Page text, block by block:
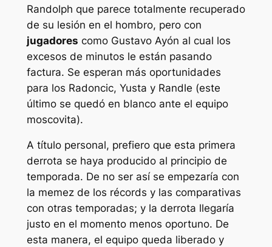
Randolph que parece totalmente recuperado
de su lesión en el hombro, pero con
jugadores como Gustavo Ayón al cual los
excesos de minutos le están pasando
factura. Se esperan más oportunidades
para los Radoncic, Yusta y Randle (este
último se quedó en blanco ante el equipo
moscovita).
A título personal, prefiero que esta primera
derrota se haya producido al principio de
temporada. De no ser así se empezaría con
la memez de los récords y las comparativas
con otras temporadas; y la derrota llegaría
justo en el momento menos oportuno. De
esta manera, el equipo queda liberado y